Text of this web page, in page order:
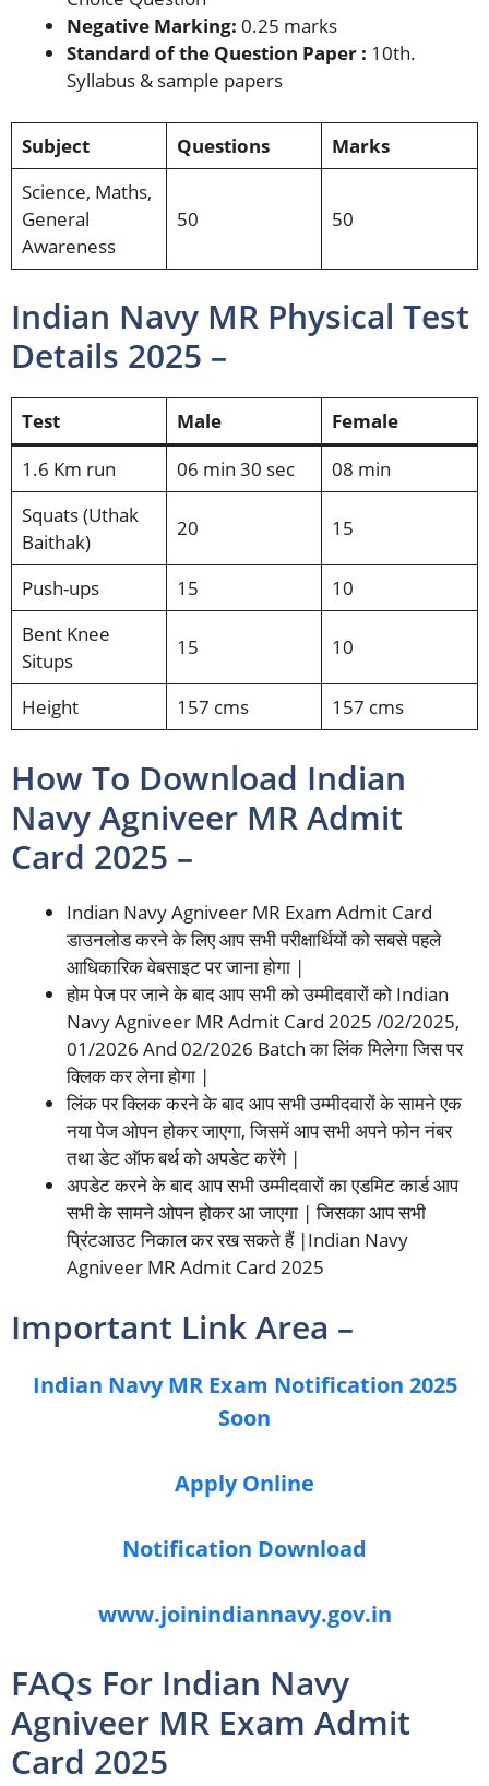
Negative Marking: 0.25 marks
Standard of the Question Paper : 10th.
Syllabus & sample papers
Subject Questions
Marks
Science, Maths,
General
Awareness
50 50
Indian Navy MR Physical Test
Details 2025 –
Test Male
Female
1.6 Km run
06 min 30 sec
08 min
Squats (Uthak
Baithak)
20 15
Push-ups 15
10
Bent Knee
Situps
15 10
Height 157 cms 157 cms
How To Download Indian
Navy Agniveer MR Admit
Card 2025 –
Indian Navy Agniveer MR Exam Admit Card
डाउनलोड करने के लिए आप सभी परीक्षार्थियों को सबसे पहले
आधिकारिक वेबसाइट पर जाना होगा |
होम पेज पर जाने के बाद आप सभी को उम्मीदवारों को Indian
Navy Agniveer MR Admit Card 2025 /02/2025,
01/2026 And 02/2026 Batch का लिंक मिलेगा जिस पर
क्लिक कर लेना होगा |
लिंक पर क्लिक करने के बाद आप सभी उम्मीदवारों के सामने एक
नया पेज ओपन होकर जाएगा, जिसमें आप सभी अपने फोन नंबर
तथा डेट ऑफ बर्थ को अपडेट करेंगे |
अपडेट करने के बाद आप सभी उम्मीदवारों का एडमिट कार्ड आप
सभी के सामने ओपन होकर आ जाएगा | जिसका आप सभी
प्रिंटआउट निकाल कर रख सकते हैं |Indian Navy
Agniveer MR Admit Card 2025
Important Link Area –
Indian Navy MR Exam Notification 2025
Soon
Apply Online
Notification Download
www.joinindiannavy.gov.in
FAQs For Indian Navy
Agniveer MR Exam Admit
Card 2025